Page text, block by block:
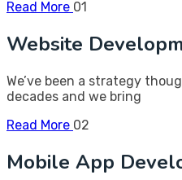
Read More 01
Website
We’ve been a strategy
decades and we bring
Read More 02
Mobile App